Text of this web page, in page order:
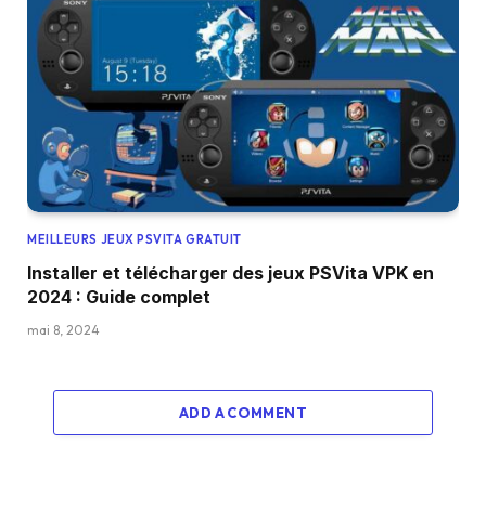
MEILLEURS JEUX PSVITA GRATUIT
Installer et télécharger des jeux PSVita VPK en
2024 : Guide complet
mai 8, 2024
ADD A COMMENT